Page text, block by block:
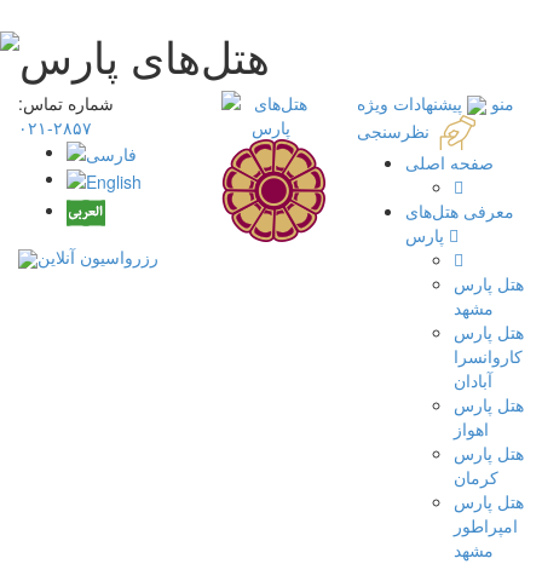
منو
پیشنهادات ویژه
نظرسنجی
صفحه اصلی
معرفی هتل‌های
هتل پارس
مشهد
هتل پارس
کاروانسرا
آبادان
هتل پارس
اهواز
هتل پارس
کرمان
هتل پارس
امپراطور
مشهد
شماره تماس:
۲۸۵۷-۰۲۱
رزرواسیون آنلاین